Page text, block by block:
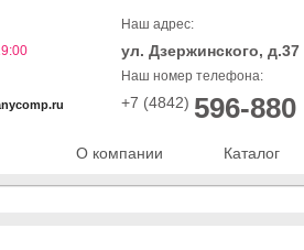
О компании Каталог
Наш адрес:
ул. Дзержинского, д.37
Наш номер телефона:
+7 (4842) 596-880